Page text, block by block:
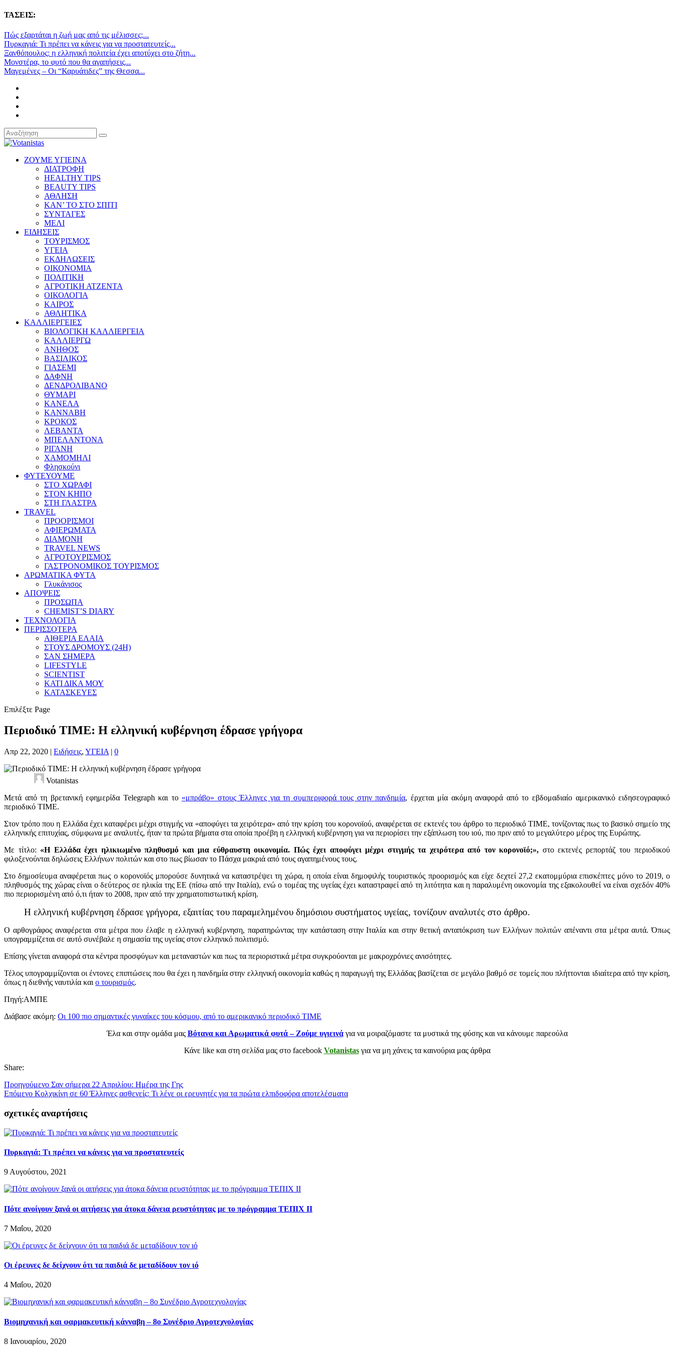
ΤΑΣΕΙΣ:
Πώς εξαρτάται η ζωή μας από τις μέλισσες;...
Πυρκαγιά: Τι πρέπει να κάνεις για να προστατευτείς...
Ξανθόπουλος: η ελληνική πολιτεία έχει αποτύχει στο ζήτη...
Μονστέρα, το φυτό που θα αγαπήσεις...
Μαγεμένες – Οι “Καρυάτιδες” της Θεσσα...
ΖΟΥΜΕ ΥΓΙΕΙΝΑ
ΔΙΑΤΡΟΦΗ
HEALTHY TIPS
BEAUTY TIPS
ΑΘΛΗΣΗ
ΚΑΝ’ ΤΟ ΣΤΟ ΣΠΙΤΙ
ΣΥΝΤΑΓΕΣ
ΜΕΛΙ
ΕΙΔΗΣΕΙΣ
ΤΟΥΡΙΣΜΟΣ
ΥΓΕΙΑ
ΕΚΔΗΛΩΣΕΙΣ
ΟΙΚΟΝΟΜΙΑ
ΠΟΛΙΤΙΚΗ
ΑΓΡΟΤΙΚΗ ΑΤΖΕΝΤΑ
ΟΙΚΟΛΟΓΙΑ
ΚΑΙΡΟΣ
ΑΘΛΗΤΙΚΑ
ΚΑΛΛΙΕΡΓΕΙΕΣ
ΒΙΟΛΟΓΙΚΗ ΚΑΛΛΙΕΡΓΕΙΑ
ΚΑΛΛΙΕΡΓΩ
ΑΝΗΘΟΣ
ΒΑΣΙΛΙΚΟΣ
ΓΙΑΣΕΜΙ
ΔΑΦΝΗ
ΔΕΝΔΡΟΛΙΒΑΝΟ
ΘΥΜΑΡΙ
ΚΑΝΕΛΑ
ΚΑΝΝΑΒΗ
ΚΡΟΚΟΣ
ΛΕΒΑΝΤΑ
ΜΠΕΛΑΝΤΟΝΑ
ΡΙΓΑΝΗ
ΧΑΜΟΜΗΛΙ
Φλησκούνι
ΦΥΤΕΥΟΥΜΕ
ΣΤΟ ΧΩΡΑΦΙ
ΣΤΟΝ ΚΗΠΟ
ΣΤΗ ΓΛΑΣΤΡΑ
TRAVEL
ΠΡΟΟΡΙΣΜΟΙ
ΑΦΙΕΡΩΜΑΤΑ
ΔΙΑΜΟΝΗ
TRAVEL NEWS
ΑΓΡΟΤΟΥΡΙΣΜΟΣ
ΓΑΣΤΡΟΝΟΜΙΚΟΣ ΤΟΥΡΙΣΜΟΣ
ΑΡΩΜΑΤΙΚΑ ΦΥΤΑ
Γλυκάνισος
ΑΠΟΨΕΙΣ
ΠΡΟΣΩΠΑ
CHEMIST’S DIARY
ΤΕΧΝΟΛΟΓΙΑ
ΠΕΡΙΣΣΟΤΕΡΑ
ΑΙΘΕΡΙΑ ΕΛΑΙΑ
ΣΤΟΥΣ ΔΡΟΜΟΥΣ (24H)
ΣΑΝ ΣΗΜΕΡΑ
LIFESTYLE
SCIENTIST
ΚΑΤΙ ΔΙΚΑ ΜΟΥ
ΚΑΤΑΣΚΕΥΕΣ
Επιλέξτε Page
Περιοδικό TIME: Η ελληνική κυβέρνηση έδρασε γρήγορα
Απρ 22, 2020 | Ειδήσεις, ΥΓΕΙΑ | 0
Votanistas
Μετά από τη βρετανική εφημερίδα Telegraph και το «μπράβο» στους Έλληνες για τη συμπεριφορά τους στην πανδημία, έρχεται μία ακόμη αναφορά από το εβδομαδιαίο αμερικανικό ειδησεογραφικό
περιοδικό TIME.
Στον τρόπο που η Ελλάδα έχει καταφέρει μέχρι στιγμής να «αποφύγει τα χειρότερα» από την κρίση του κορονοϊού, αναφέρεται σε εκτενές του άρθρο το περιοδικό TIME, τονίζοντας πως το βασικό σημείο της
ελληνικής επιτυχίας, σύμφωνα με αναλυτές, ήταν τα πρώτα βήματα στα οποία προέβη η ελληνική κυβέρνηση για να περιορίσει την εξάπλωση του ιού, πιο πριν από το μεγαλύτερο μέρος της Ευρώπης.
Με τίτλο: «Η Ελλάδα έχει ηλικιωμένο πληθυσμό και μια εύθραυστη οικονομία. Πώς έχει αποφύγει μέχρι στιγμής τα χειρότερα από τον κορονοϊό;», στο εκτενές ρεπορτάζ του περιοδικού
φιλοξενούνται δηλώσεις Ελλήνων πολιτών και στο πως βίωσαν το Πάσχα μακριά από τους αγαπημένους τους.
Στο δημοσίευμα αναφέρεται πως ο κορονοϊός μπορούσε δυνητικά να καταστρέψει τη χώρα, η οποία είναι δημοφιλής τουριστικός προορισμός και είχε δεχτεί 27,2 εκατομμύρια επισκέπτες μόνο το 2019, ο
πληθυσμός της χώρας είναι ο δεύτερος σε ηλικία της ΕΕ (πίσω από την Ιταλία), ενώ ο τομέας της υγείας έχει καταστραφεί από τη λιτότητα και η παραλυμένη οικονομία της εξακολουθεί να είναι σχεδόν 40%
πιο περιορισμένη από ό,τι ήταν το 2008, πριν από την χρηματοπιστωτική κρίση.
Η ελληνική κυβέρνηση έδρασε γρήγορα, εξαιτίας του παραμελημένου δημόσιου συστήματος υγείας, τονίζουν αναλυτές στο άρθρο.
Ο αρθογράφος αναφέρεται στα μέτρα που έλαβε η ελληνική κυβέρνηση, παρατηρώντας την κατάσταση στην Ιταλία και στην θετική ανταπόκριση των Ελλήνων πολιτών απέναντι στα μέτρα αυτά. Όπως
υπογραμμίζεται σε αυτό συνέβαλε η σημασία της υγείας στον ελληνικό πολιτισμό.
Επίσης γίνεται αναφορά στα κέντρα προσφύγων και μεταναστών και πως τα περιοριστικά μέτρα συγκρούονται με μακροχρόνιες ανισότητες.
Τέλος υπογραμμίζονται οι έντονες επιπτώσεις που θα έχει η πανδημία στην ελληνική οικονομία καθώς η παραγωγή της Ελλάδας βασίζεται σε μεγάλο βαθμό σε τομείς που πλήττονται ιδιαίτερα από την κρίση,
όπως η διεθνής ναυτιλία και ο τουρισμός.
Πηγή:ΑΜΠΕ
Διάβασε ακόμη: Οι 100 πιο σημαντικές γυναίκες του κόσμου, από το αμερικανικό περιοδικό TIME
Έλα και στην ομάδα μας Βότανα και Αρωματικά φυτά – Ζούμε υγιεινάγια να μοιραζόμαστε τα μυστικά της φύσης και να κάνουμε παρεούλα
Κάνε like και στη σελίδα μας στο facebook Votanistasγια να μη χάνεις τα καινούρια μας άρθρα
Share:
Προηγούμενο Σαν σήμερα 22 Απριλίου: Ημέρα της Γης
Επόμενο Κολχικίνη σε 60 Έλληνες ασθενείς: Τι λένε οι ερευνητές για τα πρώτα ελπιδοφόρα αποτελέσματα
σχετικές αναρτήσεις
Πυρκαγιά: Τι πρέπει να κάνεις για να προστατευτείς
9 Αυγούστου, 2021
Πότε ανοίγουν ξανά οι αιτήσεις για άτοκα δάνεια ρευστότητας με το πρόγραμμα ΤΕΠΙΧ ΙΙ
7 Μαΐου, 2020
Οι έρευνες δε δείχνουν ότι τα παιδιά δε μεταδίδουν τον ιό
4 Μαΐου, 2020
Βιομηχανική και φαρμακευτική κάνναβη – 8ο Συνέδριο Αγροτεχνολογίας
8 Ιανουαρίου, 2020